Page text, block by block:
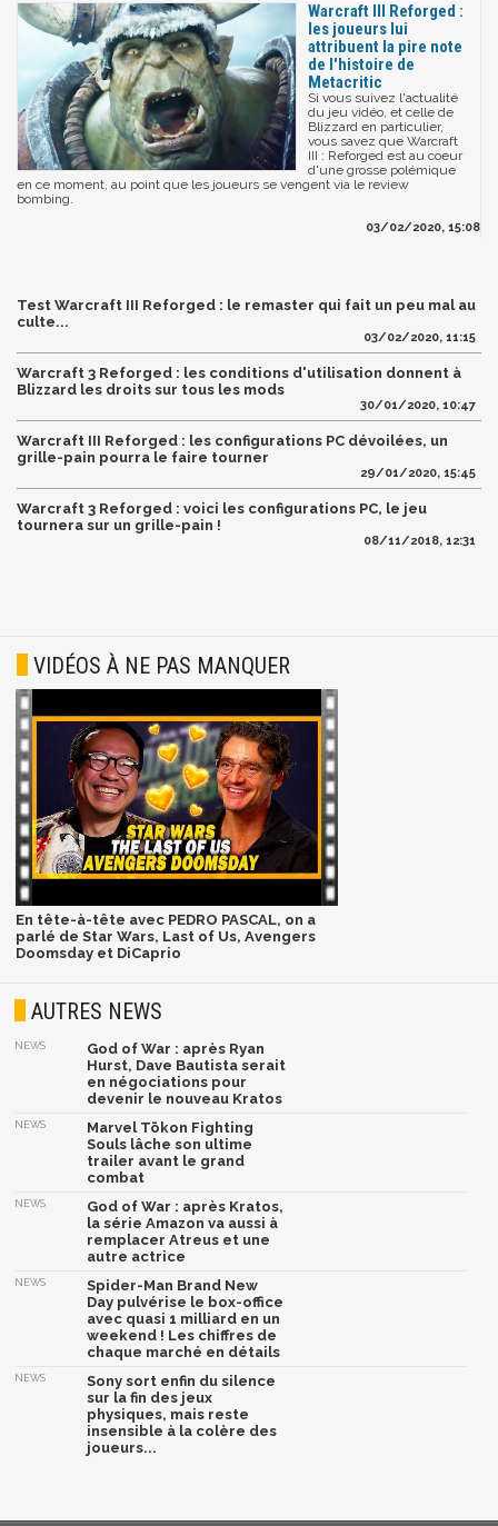
Warcraft III Reforged :
les joueurs lui
attribuent la pire note
de l'histoire de
Metacritic
Si vous suivez l'actualité
du jeu vidéo, et celle de
Blizzard en particulier,
vous savez que Warcraft
III : Reforged est au coeur
d'une grosse polémique
en ce moment, au point que les joueurs se vengent via le review
bombing.
03/02/2020, 15:08
Test Warcraft III Reforged : le remaster qui fait un peu mal au
culte...
03/02/2020, 11:15
Warcraft 3 Reforged : les conditions d'utilisation donnent à
Blizzard les droits sur tous les mods
30/01/2020, 10:47
Warcraft III Reforged : les configurations PC dévoilées, un
grille-pain pourra le faire tourner
29/01/2020, 15:45
Warcraft 3 Reforged : voici les configurations PC, le jeu
tournera sur un grille-pain !
08/11/2018, 12:31
VIDÉOS À NE PAS MANQUER
En tête-à-tête avec PEDRO PASCAL, on a
parlé de Star Wars, Last of Us, Avengers
Doomsday et DiCaprio
AUTRES NEWS
NEWS
God of War : après Ryan
Hurst, Dave Bautista serait
en négociations pour
devenir le nouveau Kratos
NEWS
Marvel Tōkon Fighting
Souls lâche son ultime
trailer avant le grand
combat
NEWS
God of War : après Kratos,
la série Amazon va aussi à
remplacer Atreus et une
autre actrice
NEWS
Spider-Man Brand New
Day pulvérise le box-office
avec quasi 1 milliard en un
weekend ! Les chiffres de
chaque marché en détails
NEWS
Sony sort enfin du silence
sur la fin des jeux
physiques, mais reste
insensible à la colère des
joueurs...